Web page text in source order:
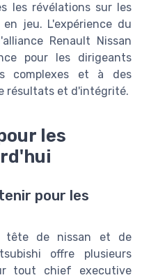
les révélations sur les
jeu. L'expérience du
Renault Nissan
pour les dirigeants
complexes et à des
résultats et d'intégrité.
les
pour les
tête de nissan et de
offre plusieurs
tout chief executive